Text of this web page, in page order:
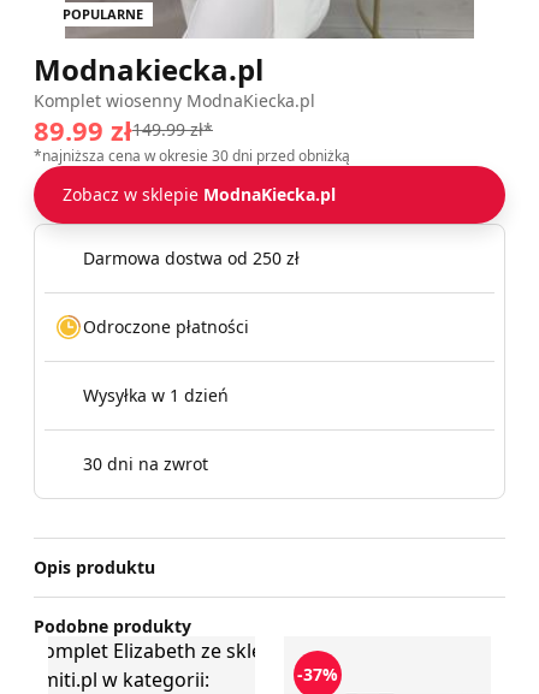
POPULARNE
Modnakiecka.pl
Komplet wiosenny ModnaKiecka.pl
89.99 zł149.99 zł*
*najniższa cena w okresie 30 dni przed obniżką
Zobacz w sklepie ModnaKiecka.pl
Darmowa dostwa od 250 zł
Odroczone płatności
Wysyłka w 1 dzień
30 dni na zwrot
Opis produktu
Podobne produkty
Komplet Elizabeth Komplet na wiosnę
-37%